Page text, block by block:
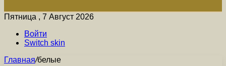
Пятница , 7 Август 2026
Войти
Switch skin
Главная/белые